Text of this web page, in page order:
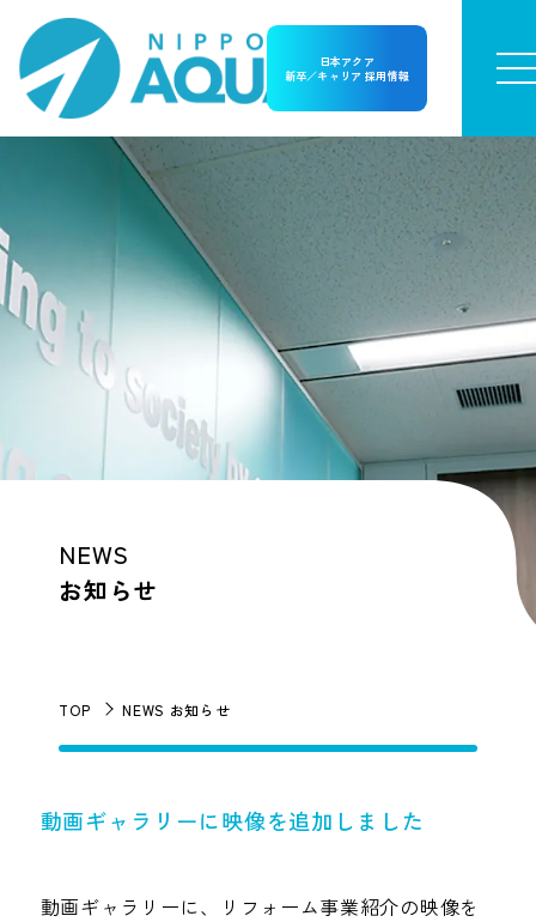
日本アクア
新卒／キャリア 採用情報
NEWS
お知らせ
TOP NEWS お知らせ
動画ギャラリーに映像を追加しました
動画ギャラリーに、リフォーム事業紹介の映像を